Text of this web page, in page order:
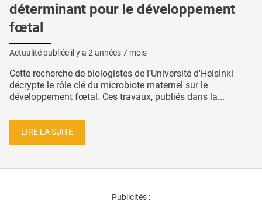
déterminant pour le développement
fœtal
Actualité publiée il y a 2 années 7 mois
Cette recherche de biologistes de l’Université d'Helsinki
décrypte le rôle clé du microbiote maternel sur le
développement fœtal. Ces travaux, publiés dans la...
LIRE LA SUITE
Publicités :